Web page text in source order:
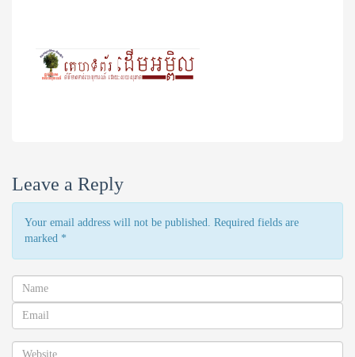
Leave a Reply
Your email address will not be published. Required fields are
marked *